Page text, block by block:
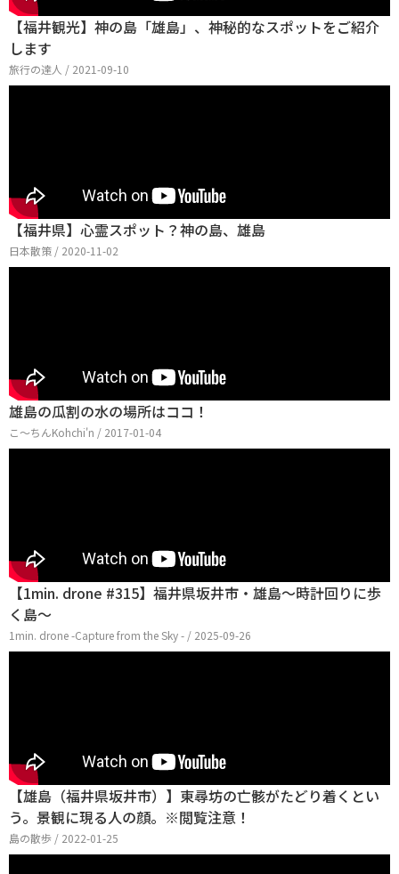
【福井観光】神の島「雄島」、神秘的なスポットをご紹介
します
旅行の達人 / 2021-09-10
【福井県】心霊スポット？神の島、雄島
日本散策 / 2020-11-02
雄島の瓜割の水の場所はココ！
こ〜ちんKohchi'n / 2017-01-04
【1min. drone #315】福井県坂井市・雄島～時計回りに歩
く島～
1min. drone -Capture from the Sky - / 2025-09-26
【雄島（福井県坂井市）】東尋坊の亡骸がたどり着くとい
う。景観に現る人の顔。※閲覧注意！
島の散歩 / 2022-01-25